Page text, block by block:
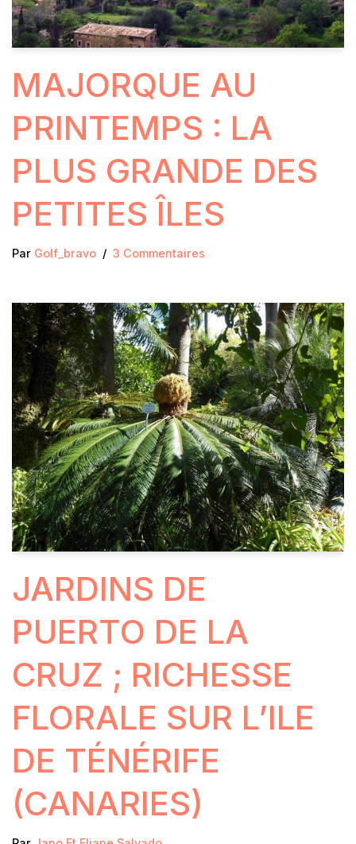
MAJORQUE AU
PRINTEMPS : LA
PLUS GRANDE DES
PETITES ÎLES
Par Golf_bravo 3 Commentaires
JARDINS DE
PUERTO DE LA
CRUZ ; RICHESSE
FLORALE SUR L’ILE
DE TÉNÉRIFE
(CANARIES)